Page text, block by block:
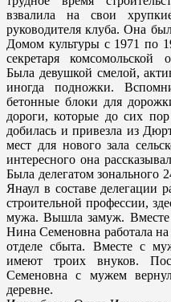
взвалила на свои
руководителя клуба. Она
Домом культуры с 1971 по
секретаря комсомольской
Была девушкой смелой,
иногда подножки.
бетонные блоки для
дороги, которые до сих
добилась и привезла из
мест для нового зала
интересного она
Была делегатом зонального
Янаул в составе делегации
строительной профессии,
мужа. Вышла замуж. Вместе
Нина Семеновна работала на
отделе сбыта. Вместе с
имеют троих внуков.
Семеновна с мужем
деревне.